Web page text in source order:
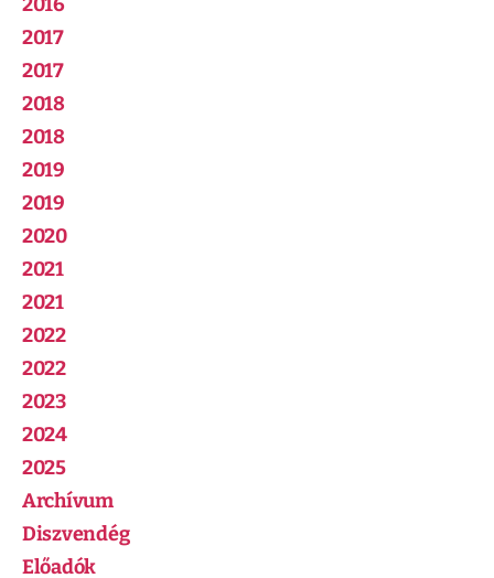
2017
2017
2018
2018
2019
2019
2020
2021
2021
2022
2022
2023
2024
2025
Archívum
Diszvendég
Előadók